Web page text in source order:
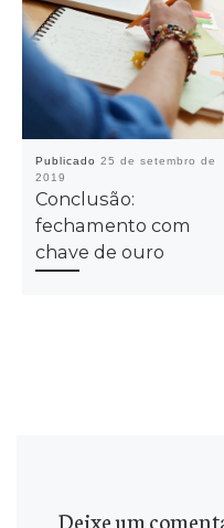
Publicado 25 de setembro de
2019
Conclusão:
fechamento com
chave de ouro
Deixe um